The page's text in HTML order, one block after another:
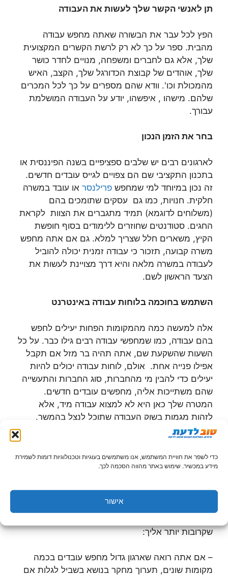
כדי לשפר את חוויית המשתמש, אנו משתמשים בעוגיות וטכנולוגיות דומות לשמירת
מידע במכשיר. שימוש באתר מהווה הסכמה לכך.
אישור
תן לאנשי הקשר שלך לעשות את העבודה
הפץ לכל עבר את הבשורה שאתה מחפש עבודה
מהבית. ספר על כך לא רק לרשת הקשרים המקצועית
שלך, אלא גם לחברים ומשפחה, מנויים לחדר כושר
שלך, אוהדים של קבוצת הכדורגל שלך, הקצב, האיש
מהמכולת וכו'. וודא שהם מספרים על כך לכל המכרים
שלהם. מישהו , איפשהו, יודע על העבודה המושלמת
עבורך.
בחר את הזמן הנכון
לארגונים רבים יש שלבים ספציפיים בשנה הפיננסית או
בתכנון התקציבי שם הם צפויים לגייס עובדים חדשים.
זה נכון במיוחד למי שמחפש פרילנסר או עובד במשרה
חלקית. חנויות, כמו גם עסקים שתומכים בהם
(משלוחים לדוגמא) תמיד מתגברים את הצוות לקראת
החגים. סטודנטים שחוזרים ללימודים בסוף חופשת
הקיץ, משארים חלל שצריך למלא. גם אם אתה מחפש
משרה קבועה, תזכור כי עבודה זמנית יכולה להוביל
לעבודה במשרה מלאה והיא דרך מצויינת לעשות את
הצעד הראשון לשם.
השתמש בחוכמה בלוחות עבודה באינטרנט
אלה למעשה כמה מהמקומות הפחות יעילים לחפש
בהם עבודה, כמו שמחפשי עבודה רבים גילו כבר. על כל
השעות שהשקעת שם, אתה תהיה בר מזל אם תקבל
אפילו פנייה אחת. אולם, לוחות עבודה יכולים להיות
יעילים כדי להבין מי מהחברות, סוג החברות והתעשייה
שהם משתייכות אליה, מחפשים עובדים חדשים.
המטרה שלך כאן היא לא למצוא עבודה מיד, אלא
לזהות מגמות בשוק העבודה שתוכל לנצל בהמשך.
חפש בלוחות העבודה כל תחום שיכול לעניין אותך.
החברות במדינה שמחפשות כרגע עובדים. גם אם אף
לא אחת מהעבודות האלו נמצאות קרוב למקום
שקרובות יותר אליך:
– אם אתה רואה שארגון גדול מחפש עובדים בכמה
מקומות שונים, תערוך מחקר בנושא בשביל לגלות אם